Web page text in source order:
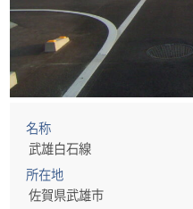
名称
武雄白石線
所在地
佐賀県武雄市